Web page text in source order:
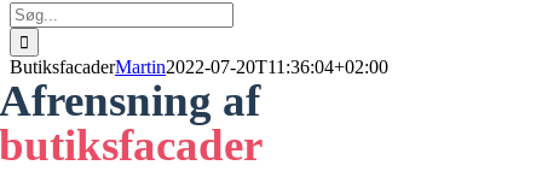
Søg
efter:
ButiksfacaderMartin2022-07-20T11:36:04+02:00
Afrensning af
butiksfacader